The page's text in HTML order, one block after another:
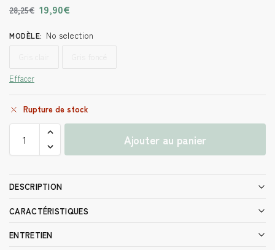
28,25€ 19,90€
MODÈLE: No selection
Effacer
Rupture de stock
Ajouter au panier
DESCRIPTION
CARACTÉRISTIQUES
ENTRETIEN